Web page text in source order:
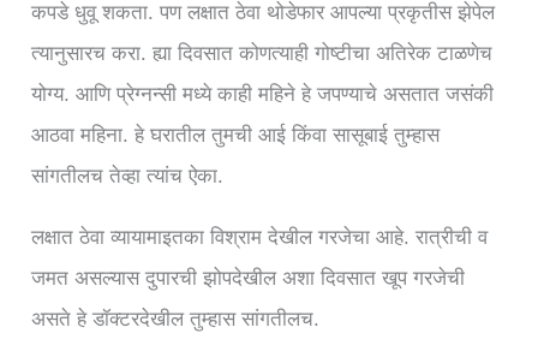
कपडे धुवू शकता. पण लक्षात ठेवा थोडेफार आपल्या प्रकृतीस झेपेल
त्यानुसारच करा. ह्या दिवसात कोणत्याही गोष्टीचा अतिरेक टाळणेच
योग्य. आणि प्रेग्नन्सी मध्ये काही महिने हे जपण्याचे असतात जसंकी
आठवा महिना. हे घरातील तुमची आई किंवा सासूबाई तुम्हास
सांगतीलच तेव्हा त्यांच ऐका.
लक्षात ठेवा व्यायामाइतका विश्राम देखील गरजेचा आहे. रात्रीची व
जमत असल्यास दुपारची झोपदेखील अशा दिवसात खूप गरजेची
असते हे डॉक्टरदेखील तुम्हास सांगतीलच.